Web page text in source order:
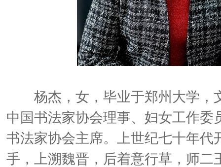
杨杰，女，毕业于郑州大学，
中国书法家协会理事、妇女工作委
书法家协会主席。上世纪七十年代
手，上溯魏晋，后着意行草，师二